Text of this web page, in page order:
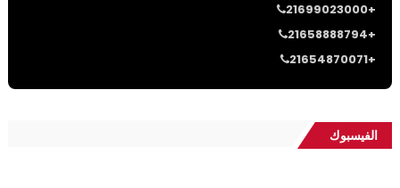
21699023000+
21658888794+
21654870071+
الفيسبوك